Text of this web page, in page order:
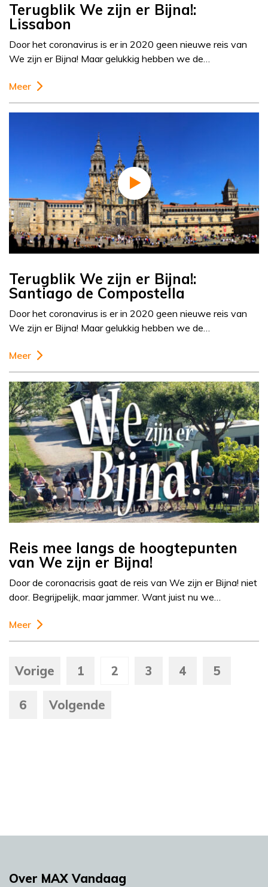
Terugblik We zijn er Bijna!:
Lissabon
Door het coronavirus is er in 2020 geen nieuwe reis van
We zijn er Bijna! Maar gelukkig hebben we de…
Meer
Terugblik We zijn er Bijna!:
Santiago de Compostella
Door het coronavirus is er in 2020 geen nieuwe reis van
We zijn er Bijna! Maar gelukkig hebben we de…
Meer
Reis mee langs de hoogtepunten
van We zijn er Bijna!
Door de coronacrisis gaat de reis van We zijn er Bijna! niet
door. Begrijpelijk, maar jammer. Want juist nu we…
Meer
Vorige 1 2 3 4 5
6 Volgende
Over MAX Vandaag